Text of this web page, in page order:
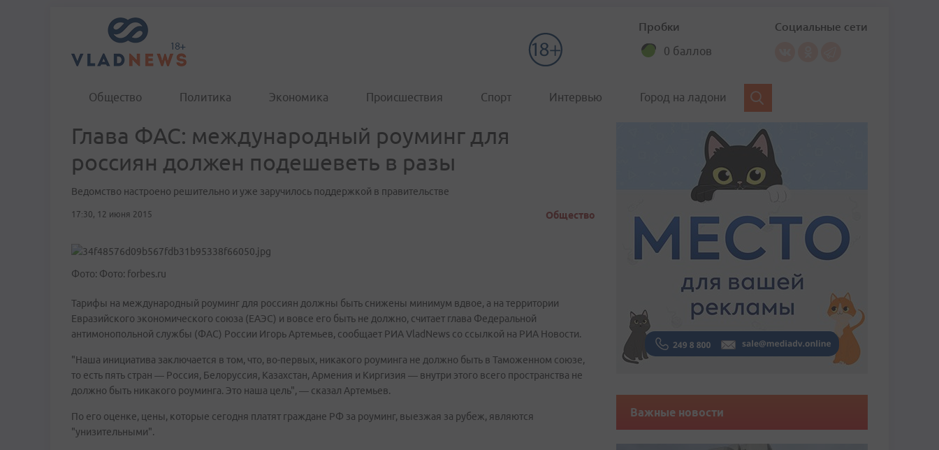
Пробки
0 баллов
Социальные сети
Общество Политика Экономика Происшествия Спорт Интервью Город на ладони
Глава ФАС: международный роуминг для
россиян должен подешеветь в разы
Ведомство настроено решительно и уже заручилось поддержкой в правительстве
17:30, 12 июня 2015 Общество
Фото: Фото: forbes.ru
Тарифы на международный роуминг для россиян должны быть снижены минимум вдвое, а на территории
Евразийского экономического союза (ЕАЭС) и вовсе его быть не должно, считает глава Федеральной
антимонопольной службы (ФАС) России Игорь Артемьев, сообщает РИА VladNews со ссылкой на РИА Новости.
"Наша инициатива заключается в том, что, во-первых, никакого роуминга не должно быть в Таможенном союзе,
то есть пять стран — Россия, Белоруссия, Казахстан, Армения и Киргизия — внутри этого всего пространства не
должно быть никакого роуминга. Это наша цель", — сказал Артемьев.
По его оценке, цены, которые сегодня платят граждане РФ за роуминг, выезжая за рубеж, являются
"унизительными".
Важные новости